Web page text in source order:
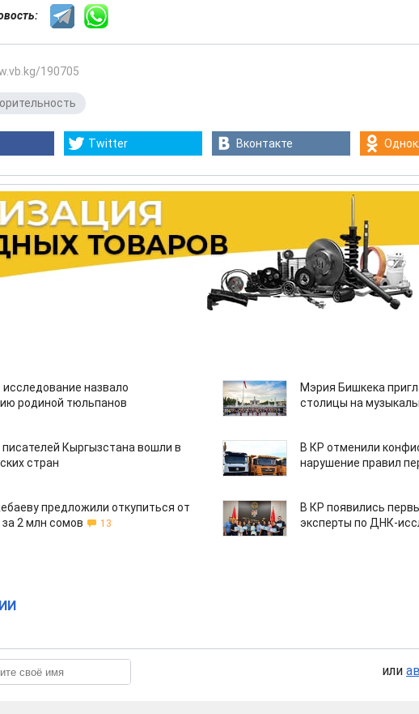
190705
Twitter Вконтакте
назвало
родиной тюльпанов
Мэрия Бишкека
столицы на
Кыргызстана вошли в
стран
В КР отменили
нарушение правил
предложили откупиться от
за 2 млн сомов
13
В КР появились
эксперты по ДНК-
или